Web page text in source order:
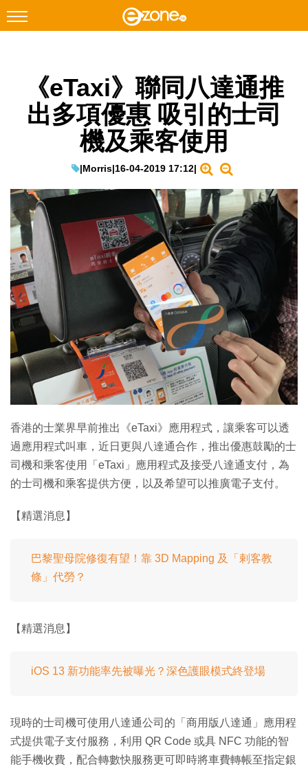
Facebook Instagram
科技焦點
教學評測
EduTech
IT Times
生成式AI與雲端應用
Enterprise Digital Transformation
特集
《eTaxi》聯同八達通推
出多項優惠 吸引的士司
機及乘客使用
|Morris|16-04-2019 17:12|
香港的士業界早前推出《eTaxi》應用程式，讓乘客可以透
過應用程式叫車，近日更與八達通合作，推出優惠鼓勵的士
司機和乘客使用「eTaxi」應用程式及接受八達通支付，為
的士司機和乘客提供方便，以及希望可以推廣電子支付。
【精選消息】
巴黎聖母院修復有望！靠 3D Mapping 及「剌客教
條」代勞？
【精選消息】
iOS 13 新功能率先被曝光？深色護眼模式終登場
現時的士司機可使用八達通公司的「商用版八達通」應用程
式提供電子支付服務，利用 QR Code 或具 NFC 功能的智
能手機收費，配合轉數快服務更可即時將車費轉帳至指定銀